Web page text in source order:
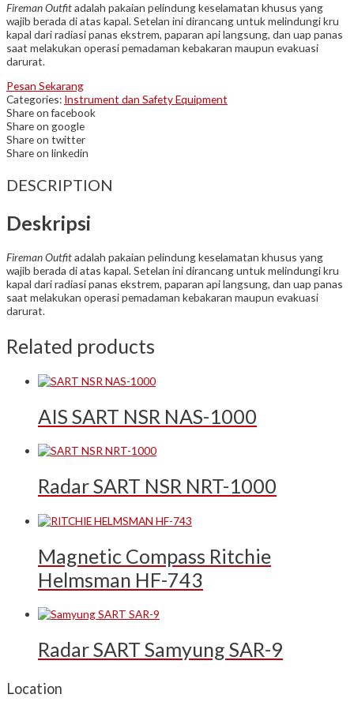
Fireman Outfitadalah pakaian pelindung keselamatan khusus yang
wajib berada di atas kapal. Setelan ini dirancang untuk melindungi kru
kapal dari radiasi panas ekstrem, paparan api langsung, dan uap panas
saat melakukan operasi pemadaman kebakaran maupun evakuasi
darurat.
Pesan Sekarang
Categories: Instrument dan Safety Equipment
Share on facebook
Share on google
Share on twitter
Share on linkedin
DESCRIPTION
Deskripsi
Fireman Outfitadalah pakaian pelindung keselamatan khusus yang
wajib berada di atas kapal. Setelan ini dirancang untuk melindungi kru
kapal dari radiasi panas ekstrem, paparan api langsung, dan uap panas
saat melakukan operasi pemadaman kebakaran maupun evakuasi
darurat.
Related products
AIS SART NSR NAS-1000
Radar SART NSR NRT-1000
Magnetic Compass Ritchie
Helmsman HF-743
Radar SART Samyung SAR-9
Location